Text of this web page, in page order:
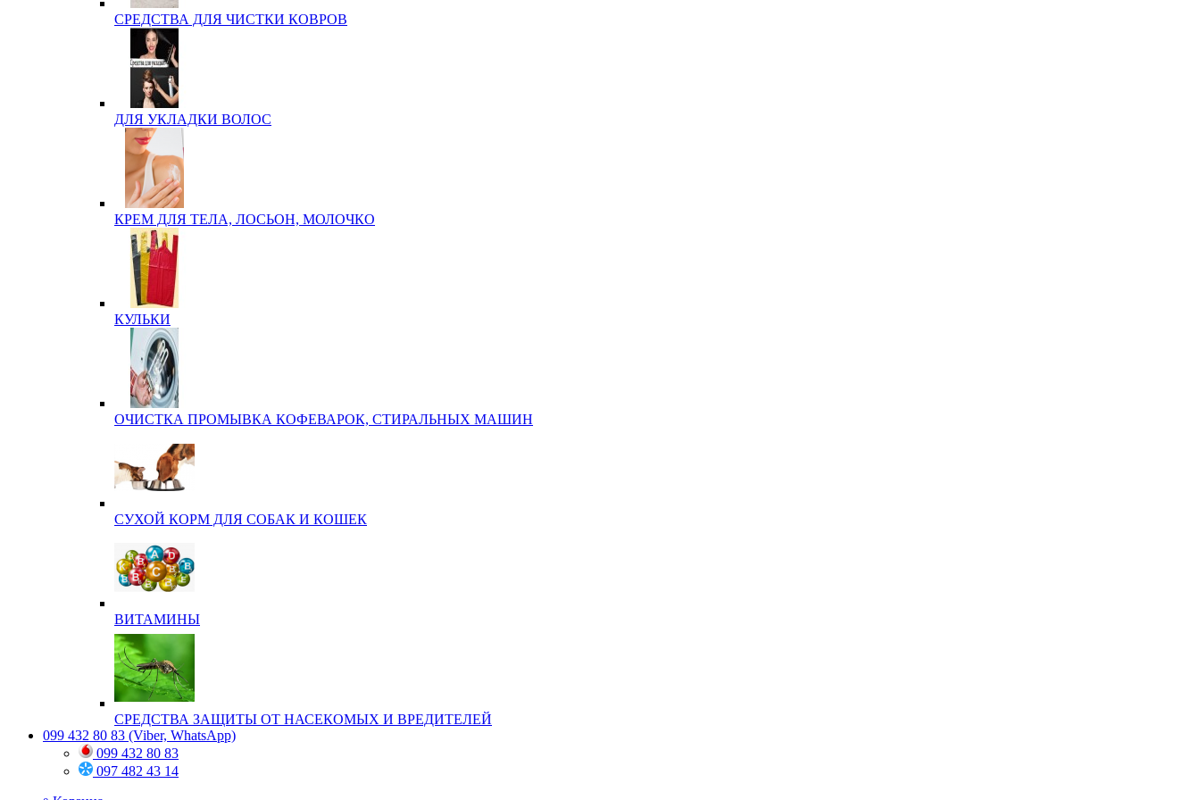
СРЕДСТВА ДЛЯ ЧИСТКИ КОВРОВ
ДЛЯ УКЛАДКИ ВОЛОС
КРЕМ ДЛЯ ТЕЛА, ЛОСЬОН, МОЛОЧКО
КУЛЬКИ
ОЧИСТКА ПРОМЫВКА КОФЕВАРОК, СТИРАЛЬНЫХ МАШИН
СУХОЙ КОРМ ДЛЯ СОБАК И КОШЕК
ВИТАМИНЫ
СРЕДСТВА ЗАЩИТЫ ОТ НАСЕКОМЫХ И ВРЕДИТЕЛЕЙ
099 432 80 83 (Viber, WhatsApp)
099 432 80 83
097 482 43 14